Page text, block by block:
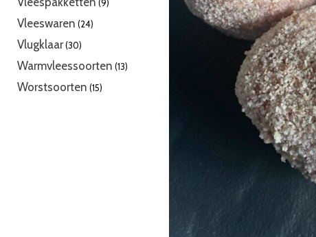
9
Vleeswaren 2424
Vlugklaar 3030
Warmvleessoorten 1313
Worstsoorten 1515